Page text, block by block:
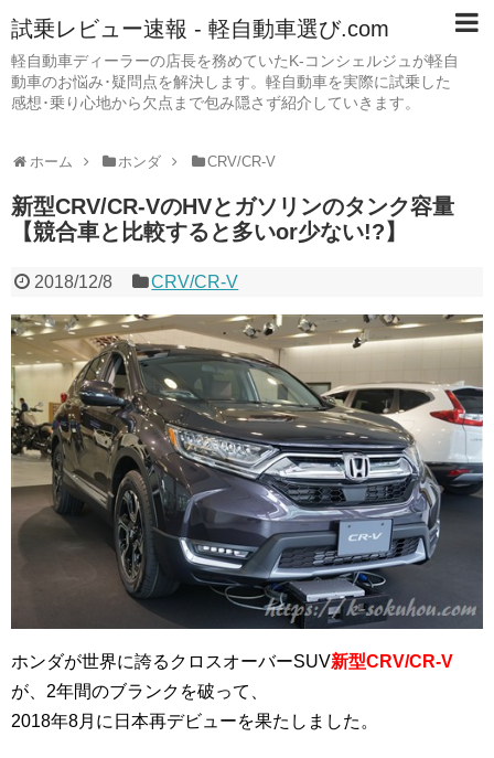
試乗レビュー速報 - 軽自動車選び.com
軽自動車ディーラーの店長を務めていたK-コンシェルジュが軽自
動車のお悩み･疑問点を解決します。軽自動車を実際に試乗した
感想･乗り心地から欠点まで包み隠さず紹介していきます。
ホーム ホンダ CRV/CR-V
新型CRV/CR-VのHVとガソリンのタンク容量
【競合車と比較すると多いor少ない!?】
2018/12/8 CRV/CR-V
ホンダが世界に誇るクロスオーバーSUV新型CRV/CR-V
が、2年間のブランクを破って、
2018年8月に日本再デビューを果たしました。